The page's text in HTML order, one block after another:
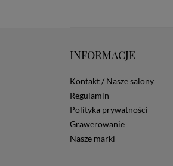
INFORMACJE
Kontakt / Nasze salony
Regulamin
Polityka prywatności
Grawerowanie
Nasze marki